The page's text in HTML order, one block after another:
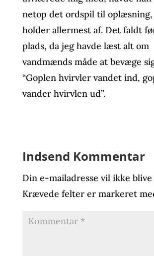
netop det ordspil til oplæsning,
holder allermest af. Det faldt
plads, da jeg havde læst alt om
vandmænds måde at bevæge
“Goplen hvirvler vandet ind,
vander hvirvlen ud”.
Indsend Kommentar
Din e-mailadresse vil ikke
Krævede felter er markeret